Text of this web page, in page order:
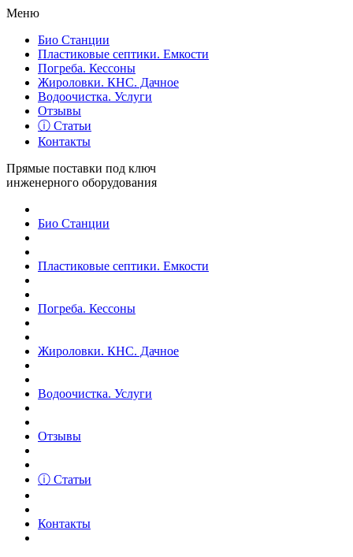
Меню
Био Станции
Пластиковые септики. Емкости
Погреба. Кессоны
Жироловки. КНС. Дачное
Водоочистка. Услуги
Отзывы
ⓘ Статьи
Контакты
Прямые поставки под ключ
инженерного оборудования
Био Станции
Пластиковые септики. Емкости
Погреба. Кессоны
Жироловки. КНС. Дачное
Водоочистка. Услуги
Отзывы
ⓘ Статьи
Контакты